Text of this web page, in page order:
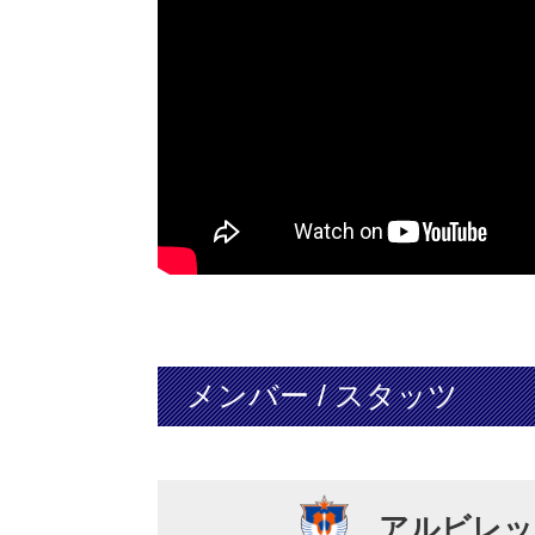
メンバー / スタッツ
アルビレ